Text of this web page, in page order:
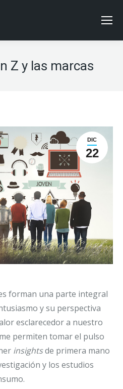
Z y las marcas
DIC
22
forman una parte integral
y su perspectiva
esclarecedor a nuestro
permiten tomar el pulso
insightsde primera mano
y los estudios